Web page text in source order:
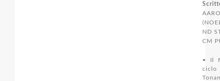
ND
CM
• Il
ciclo